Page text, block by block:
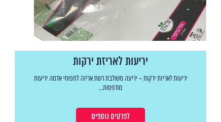
יריעות לאריזת ירקות
יריעות לאריזת ירקות – יריעה משולבת רשת אריזה לתפוחי אדמה יריעות
מודפסות...
לפרטים נוספים